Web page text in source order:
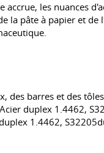
les nuances
la pâte à papier et
des barres et des
duplex 1.4462,
1.4462,